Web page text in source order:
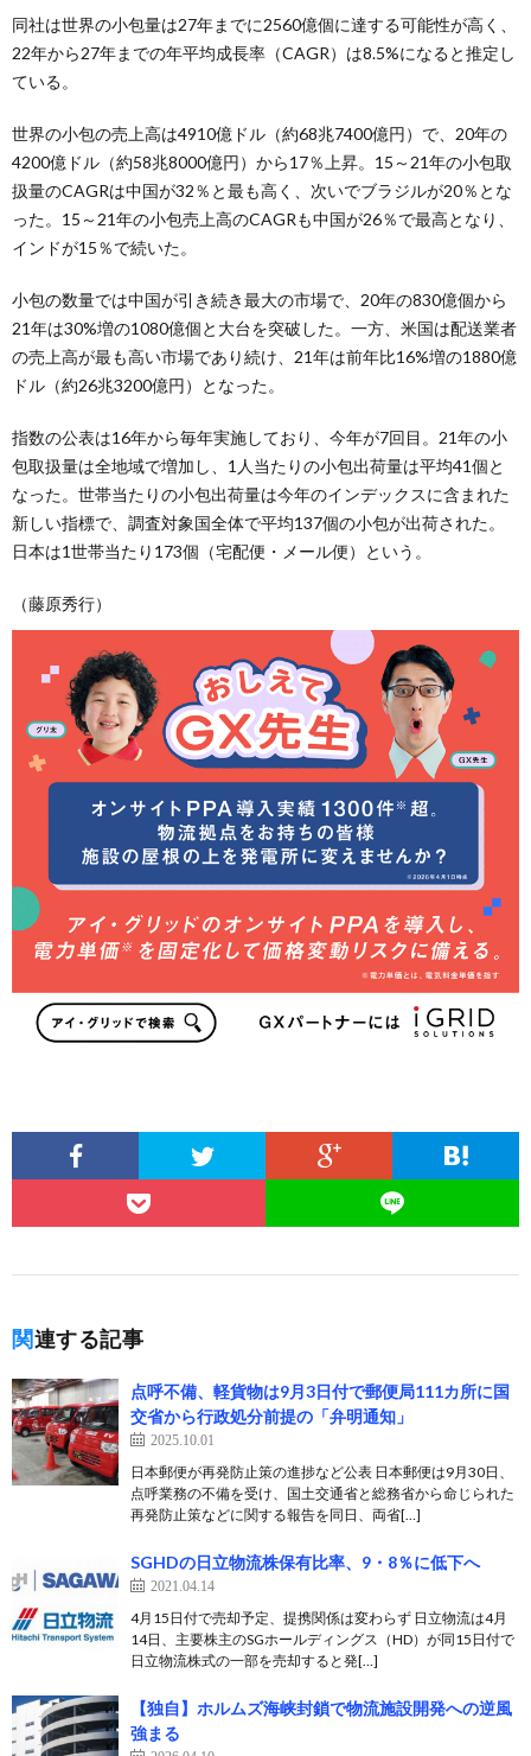
同社は世界の小包量は27年までに2560億個に達する可能性が高く、
22年から27年までの年平均成長率（CAGR）は8.5%になると推定し
ている。
世界の小包の売上高は4910億ドル（約68兆7400億円）で、20年の
4200億ドル（約58兆8000億円）から17％上昇。15～21年の小包取
扱量のCAGRは中国が32％と最も高く、次いでブラジルが20％とな
った。15～21年の小包売上高のCAGRも中国が26％で最高となり、
インドが15％で続いた。
小包の数量では中国が引き続き最大の市場で、20年の830億個から
21年は30%増の1080億個と大台を突破した。一方、米国は配送業者
の売上高が最も高い市場であり続け、21年は前年比16%増の1880億
ドル（約26兆3200億円）となった。
指数の公表は16年から毎年実施しており、今年が7回目。21年の小
包取扱量は全地域で増加し、1人当たりの小包出荷量は平均41個と
なった。世帯当たりの小包出荷量は今年のインデックスに含まれた
新しい指標で、調査対象国全体で平均137個の小包が出荷された。
日本は1世帯当たり173個（宅配便・メール便）という。
（藤原秀行）
関連する記事
点呼不備、軽貨物は9月3日付で郵便局111カ所に国
交省から行政処分前提の「弁明通知」
2025.10.01
日本郵便が再発防止策の進捗など公表 日本郵便は9月30日、
点呼業務の不備を受け、国土交通省と総務省から命じられた
再発防止策などに関する報告を同日、両省[…]
SGHDの日立物流株保有比率、9・8％に低下へ
2021.04.14
4月15日付で売却予定、提携関係は変わらず 日立物流は4月
14日、主要株主のSGホールディングス（HD）が同15日付で
日立物流株式の一部を売却すると発[…]
【独自】ホルムズ海峡封鎖で物流施設開発への逆風
強まる